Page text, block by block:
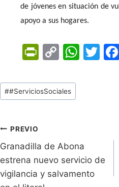
de jóvenes en situación de
apoyo a sus hogares.
Pr
tF
ri
dl
y
C
p
y
k
W
p
T
Tags
de
##ServiciosSociales
Navegación
de
entradas
PREVIO
Granadilla de Abona
estrena nuevo servicio de
vigilancia y salvamento